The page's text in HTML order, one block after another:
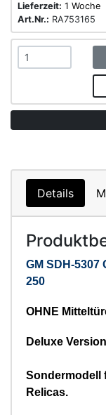
Lieferzeit: 1 Woche
Art.Nr.: RA753165
Details
GM SDH-5307
250
OHNE
Deluxe
Sondermodell
Relicas.